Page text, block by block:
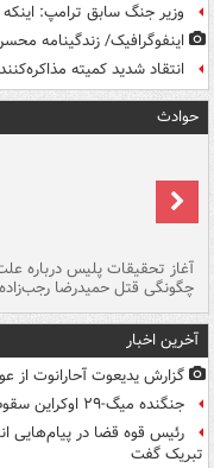
وزیر جنگ سابق ترامپ: اینکه
اینفوگرافیک/ زندگینامه
انتقاد شدید کمیته مذاکره‌کننده میناب
حوادث
آغاز تحقیقات پلیس درباره
چگونگی قتل حمیدرضا رجب‌زاده
آخرین اخبار
گزارش یدیعوت آحارانوت از
جنگنده میگ-۲۹ اوکراین سقوط کرد
رئیس قوه قضا در پیام‌هایی
تبریک گفت